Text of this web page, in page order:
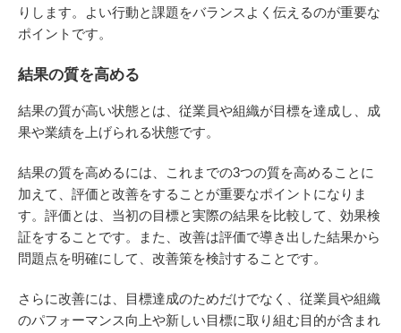
りします。よい行動と課題をバランスよく伝えるのが重要な
ポイントです。
結果の質を高める
結果の質が高い状態とは、従業員や組織が目標を達成し、成
果や業績を上げられる状態です。
結果の質を高めるには、これまでの3つの質を高めることに
加えて、評価と改善をすることが重要なポイントになりま
す。評価とは、当初の目標と実際の結果を比較して、効果検
証をすることです。また、改善は評価で導き出した結果から
問題点を明確にして、改善策を検討することです。
さらに改善には、目標達成のためだけでなく、従業員や組織
のパフォーマンス向上や新しい目標に取り組む目的が含まれ